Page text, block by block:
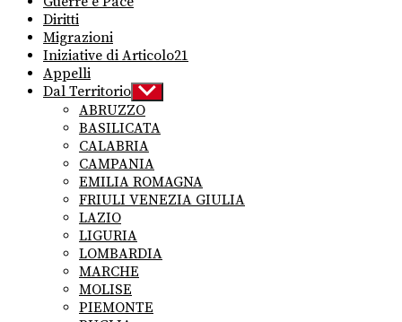
Diritti
Migrazioni
Iniziative di Articolo21
Appelli
Dal Territorio Show
sub
menu
ABRUZZO
BASILICATA
CALABRIA
CAMPANIA
EMILIA ROMAGNA
FRIULI VENEZIA GIULIA
LAZIO
LIGURIA
LOMBARDIA
MARCHE
MOLISE
PIEMONTE